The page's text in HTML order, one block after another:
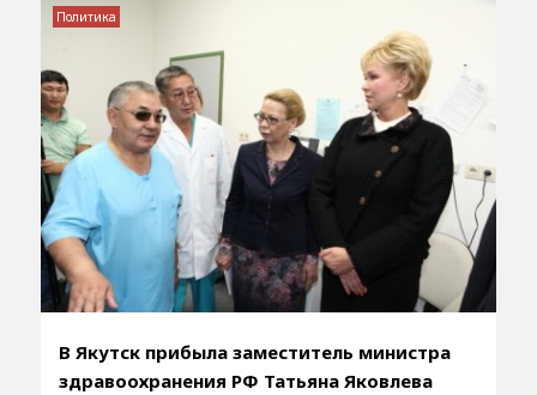
В Якутск прибыла заместитель министра
здравоохранения РФ Татьяна Яковлева
Политика